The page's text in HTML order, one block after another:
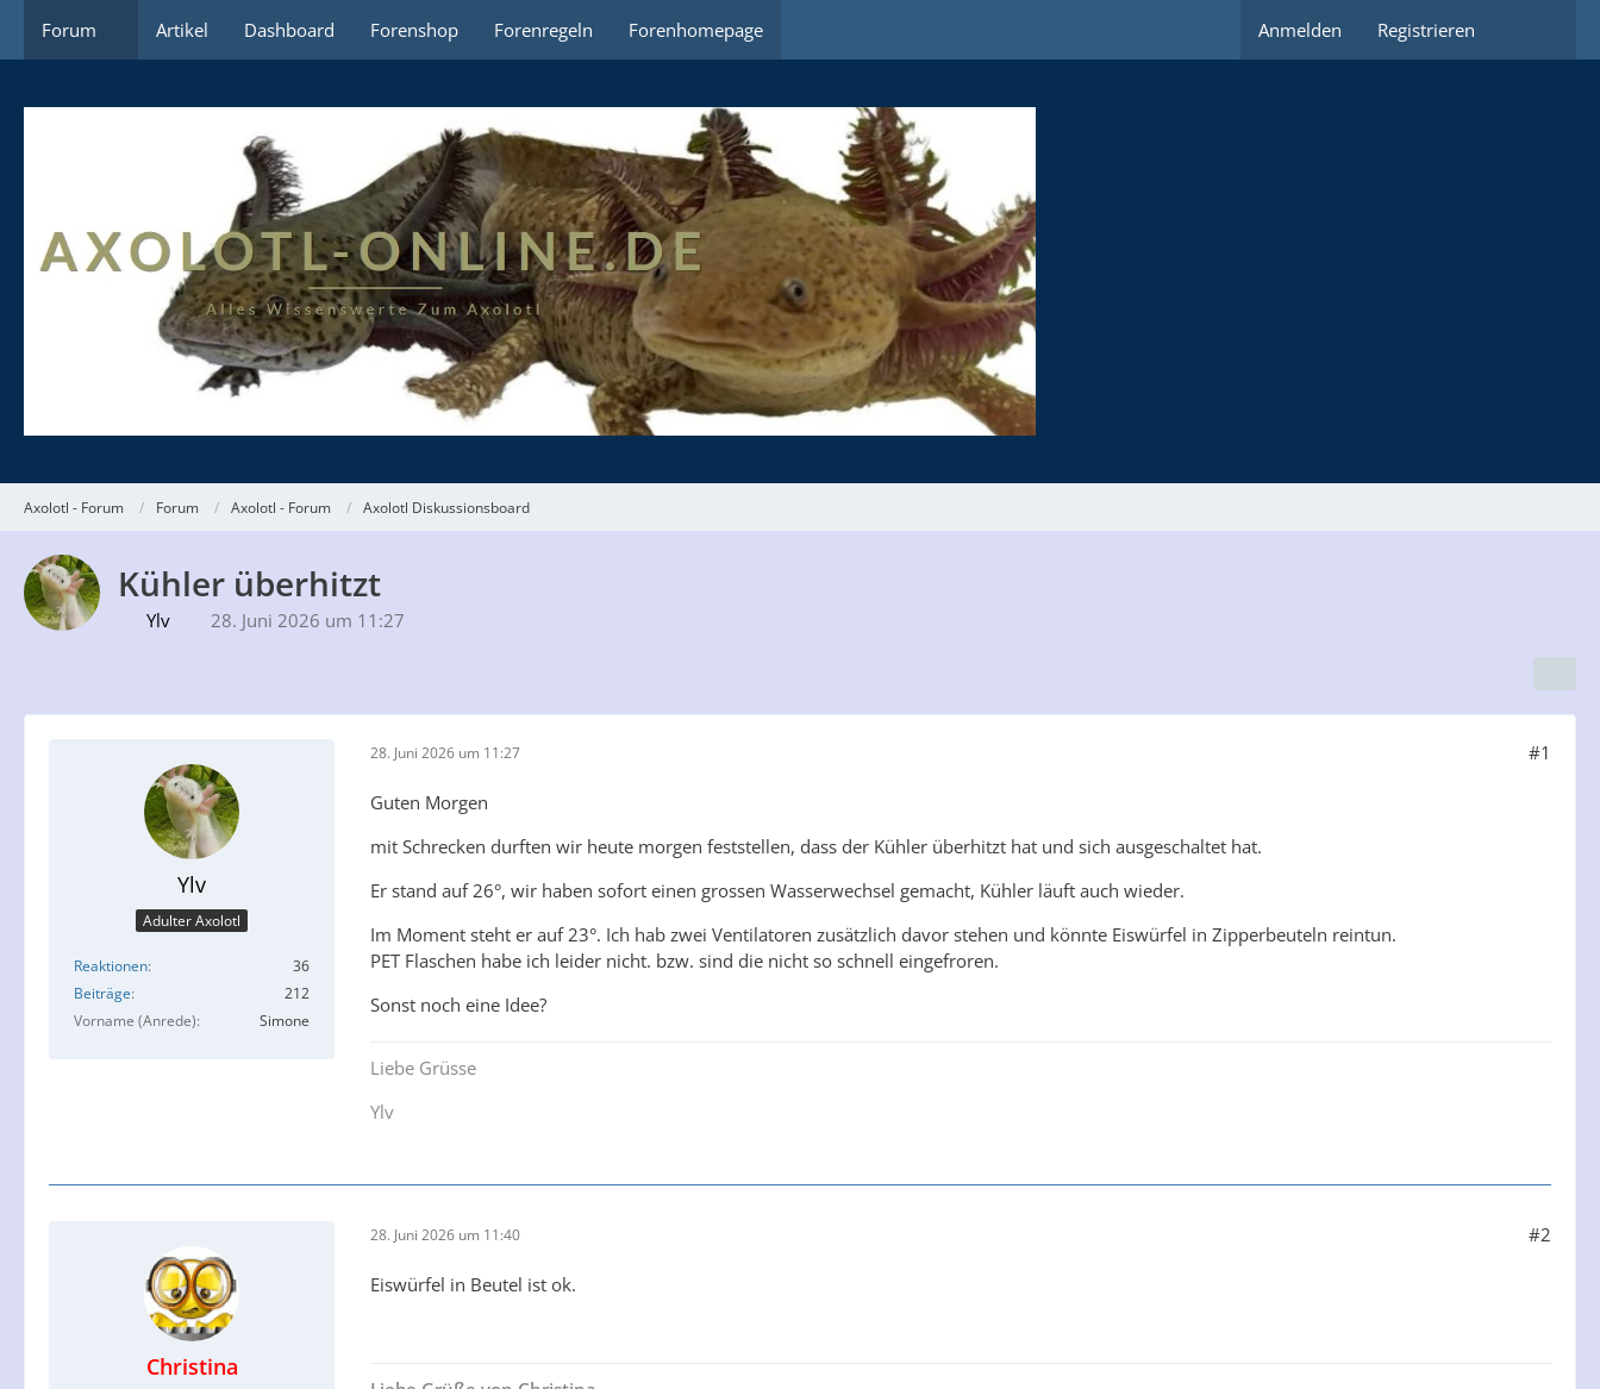
Forum Artikel Dashboard Forenshop Forenregeln Forenhomepage Anmelden Registrieren
Axolotl - Forum Forum Axolotl - Forum Axolotl Diskussionsboard
Kühler überhitzt
Ylv 28. Juni 2026 um 11:27
Ylv
Adulter Axolotl
Reaktionen
36
Beiträge
212
Vorname (Anrede)
Simone
28. Juni 2026 um 11:27 #1
Guten Morgen
mit Schrecken durften wir heute morgen feststellen, dass der Kühler überhitzt hat und sich ausgeschaltet hat.
Er stand auf 26°, wir haben sofort einen grossen Wasserwechsel gemacht, Kühler läuft auch wieder.
Im Moment steht er auf 23°. Ich hab zwei Ventilatoren zusätzlich davor stehen und könnte Eiswürfel in Zipperbeuteln reintun.
PET Flaschen habe ich leider nicht. bzw. sind die nicht so schnell eingefroren.
Sonst noch eine Idee?
Liebe Grüsse
Ylv
Christina
28. Juni 2026 um 11:40 #2
Eiswürfel in Beutel ist ok.